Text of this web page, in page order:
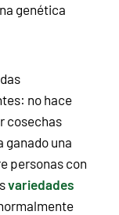
genética
no hace
cosechas
ganado una
personas con
variedades